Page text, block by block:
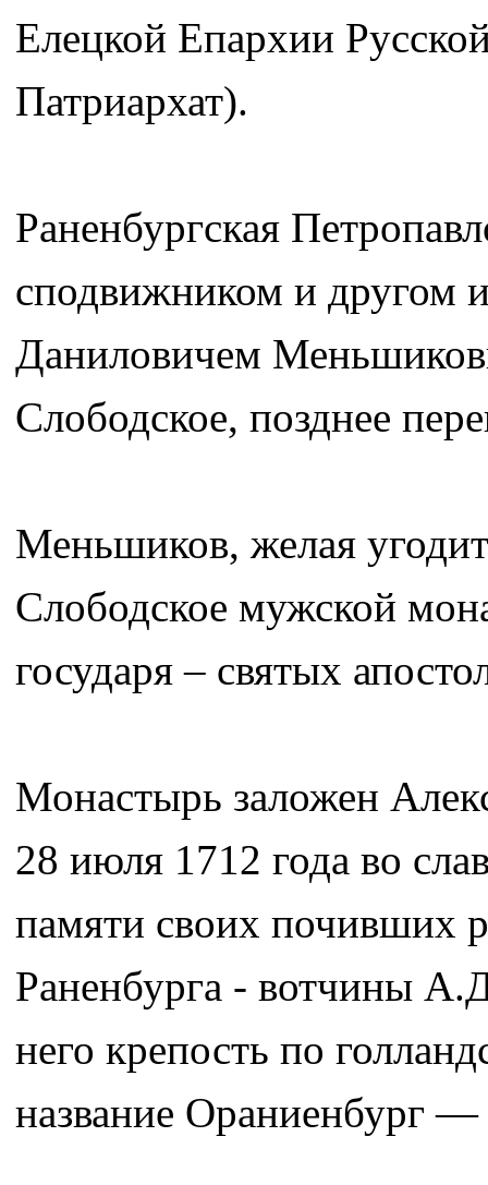
Елецкой Епархии
Патриархат).
Раненбургская
сподвижником и другом
Даниловичем
Слободское, позднее
Меньшиков, желая
Слободское мужской
государя – святых
Монастырь заложен
28 июля 1712 года во
памяти своих почивших
Раненбурга - вотчины
него крепость по
название Ораниенбург —